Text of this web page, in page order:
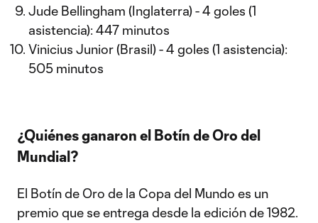
Jude Bellingham (Inglaterra) - 4 goles (1
asistencia): 447 minutos
Vinicius Junior (Brasil) - 4 goles (1 asistencia):
505 minutos
¿Quiénes ganaron el Botín de Oro del
Mundial?
El Botín de Oro de la Copa del Mundo es un
premio que se entrega desde la edición de 1982.